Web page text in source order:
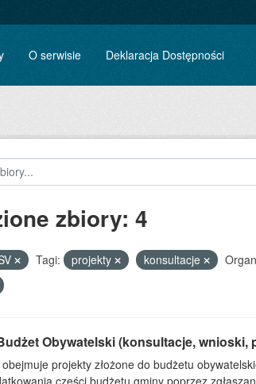
O serwisie Deklaracja Dostępności
zbiory: 4
Tagi: projekty konsultacje
Obywatelski (konsultacje, wnioski,
projekty złożone do budżetu
części budżetu gminy poprzez